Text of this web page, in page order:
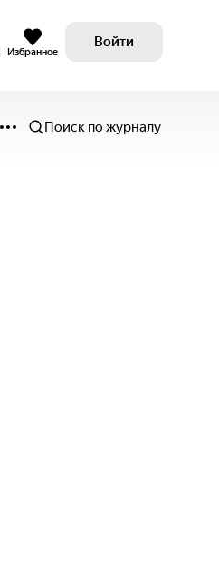
Избранное
Войти
Поиск по журналу